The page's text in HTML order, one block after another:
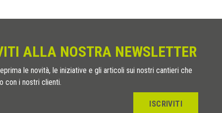
ALLA NOSTRA NEWSLETTER
le novità, le iniziative e gli articoli sui nostri cantieri che
con i nostri clienti.
ISCRIVITI